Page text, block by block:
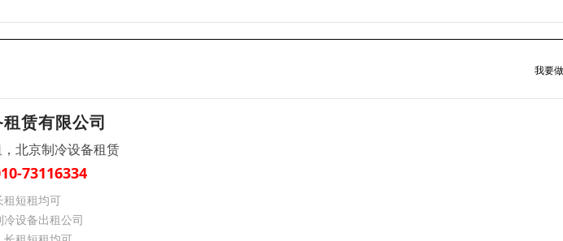
我要
赁有限公司
北京制冷设备租赁
73116334
租短租均可
设备出租公司